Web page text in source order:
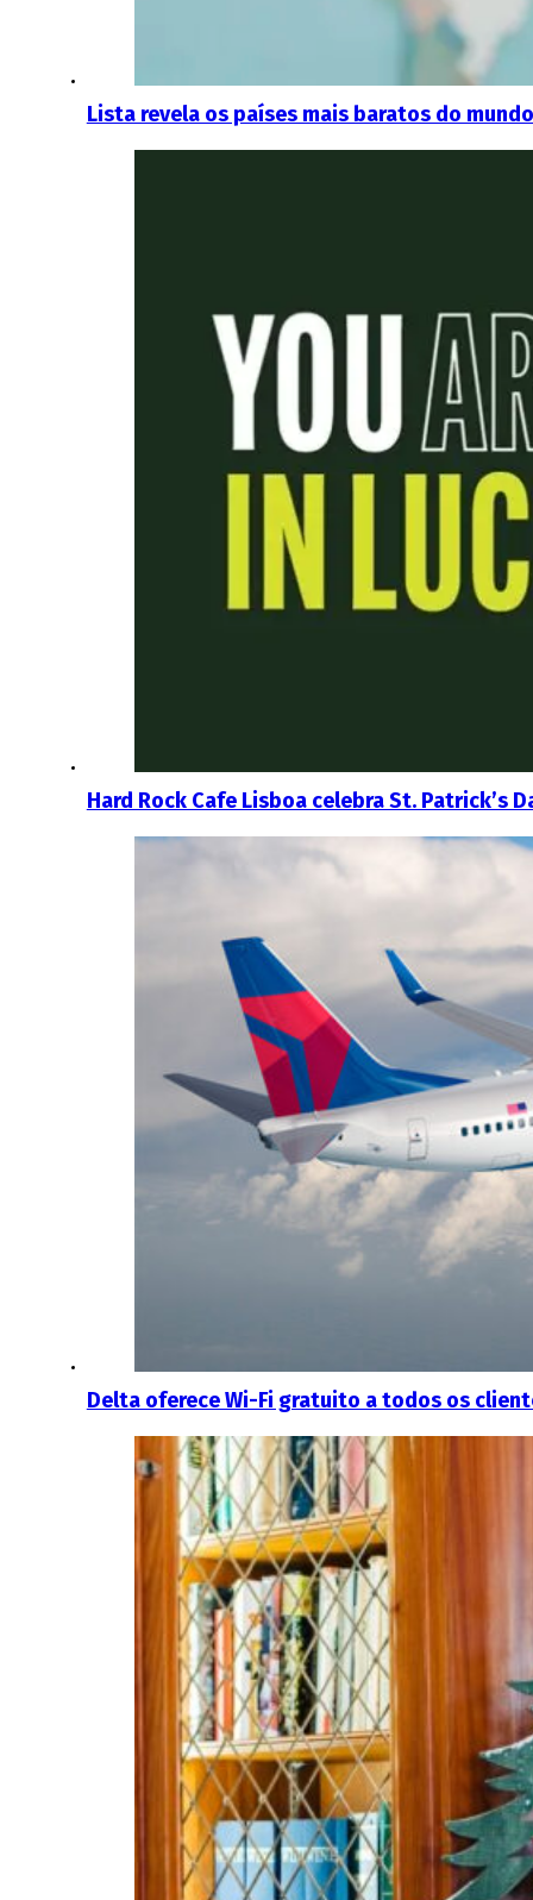
Lista revela os países mais baratos do
Hard Rock Cafe Lisboa celebra St. Patrick’s
Delta oferece Wi-Fi gratuito a todos os